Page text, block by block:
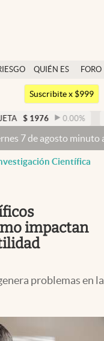
QUIÉN ES
QUIÉN
FORO
Argentina
México
Colombia
Suscribite x $999
0.00% DÓLAR
minuto a minuto
Científica
impactan
problemas en la